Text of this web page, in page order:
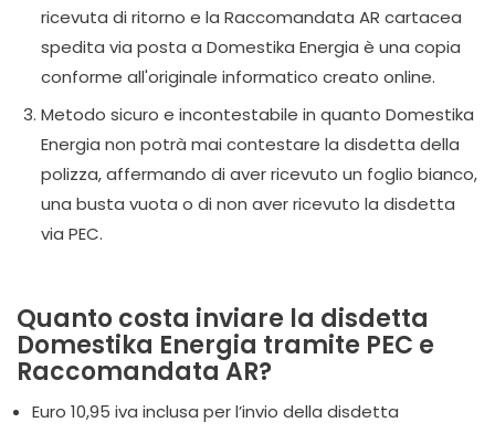
ricevuta di ritorno e la Raccomandata AR cartacea
spedita via posta a Domestika Energia è una copia
conforme all'originale informatico creato online.
Metodo sicuro e incontestabile in quanto Domestika
Energia non potrà mai contestare la disdetta della
polizza, affermando di aver ricevuto un foglio bianco,
una busta vuota o di non aver ricevuto la disdetta
via PEC.
Quanto costa inviare la disdetta
Domestika Energia tramite PEC e
Raccomandata AR?
Euro 10,95 iva inclusa per l’invio della disdetta